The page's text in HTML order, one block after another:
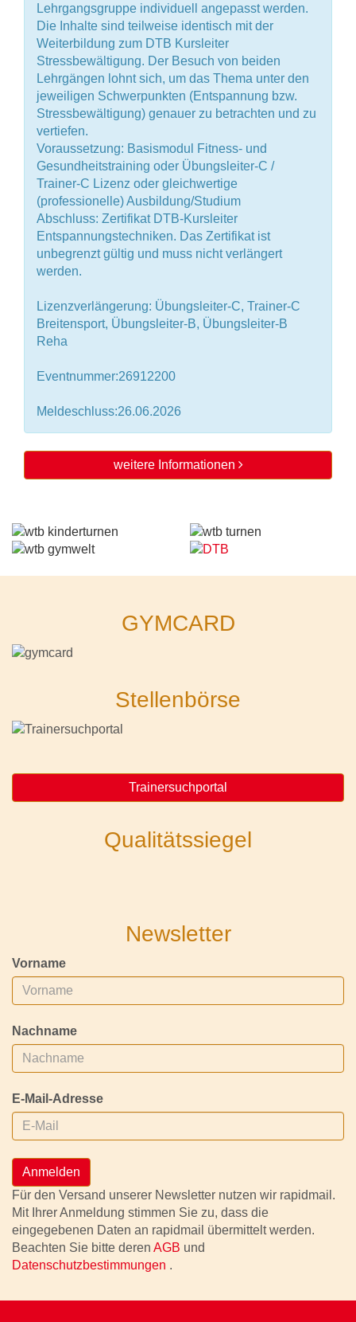
Lehrgangsgruppe individuell angepasst werden.
Die Inhalte sind teilweise identisch mit der
Weiterbildung zum DTB Kursleiter
Stressbewältigung. Der Besuch von beiden
Lehrgängen lohnt sich, um das Thema unter den
jeweiligen Schwerpunkten (Entspannung bzw.
Stressbewältigung) genauer zu betrachten und zu
vertiefen.
Voraussetzung: Basismodul Fitness- und
Gesundheitstraining oder Übungsleiter-C /
Trainer-C Lizenz oder gleichwertige
(professionelle) Ausbildung/Studium
Abschluss: Zertifikat DTB-Kursleiter
Entspannungstechniken. Das Zertifikat ist
unbegrenzt gültig und muss nicht verlängert
werden.
Lizenzverlängerung: Übungsleiter-C, Trainer-C
Breitensport, Übungsleiter-B, Übungsleiter-B
Reha
Eventnummer:26912200
Meldeschluss:26.06.2026
weitere Informationen
GYMCARD
Stellenbörse
Trainersuchportal
Qualitätssiegel
Newsletter
Vorname
Nachname
E-Mail-Adresse
Anmelden
Für den Versand unserer Newsletter nutzen wir rapidmail.
Mit Ihrer Anmeldung stimmen Sie zu, dass die
eingegebenen Daten an rapidmail übermittelt werden.
Beachten Sie bitte deren AGB und
Datenschutzbestimmungen .